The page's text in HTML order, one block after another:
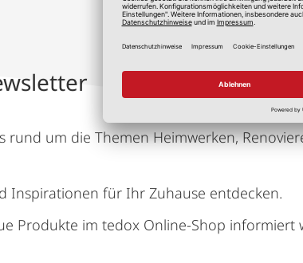
rund um die Themen Heimwerken,
Inspirationen für Ihr Zuhause entdecken.
Produkte im tedox Online-Shop informiert